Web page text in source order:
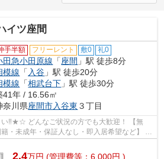
イツ座間
手半額 フリーレント 敷0 礼0
田急小田原線 「座間 」駅 徒歩8分
模線 「 入谷 」駅 徒歩20分
模線 「相武台下 」駅 徒歩30分
41年 / 16.56㎡
奈川県座間市入谷東 ３丁目
‼★☆ どんなご状況の方でも大歓迎！ 【無
・未成年・保証人なし・即入居希望など】 ネ
2.4万円 (管理費等：6,000円 )